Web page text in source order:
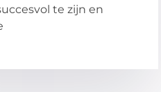
te zijn en